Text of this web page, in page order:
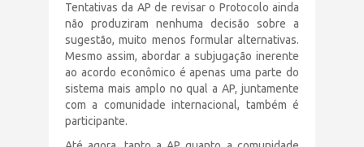
Tentativas da AP de revisar o Protocolo ainda
não produziram nenhuma decisão sobre a
sugestão, muito menos formular alternativas.
Mesmo assim, abordar a subjugação inerente
ao acordo econômico é apenas uma parte do
sistema mais amplo no qual a AP, juntamente
com a comunidade internacional, também é
participante.